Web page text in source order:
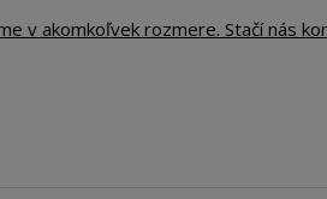
v akomkoľvek rozmere. Stačí nás